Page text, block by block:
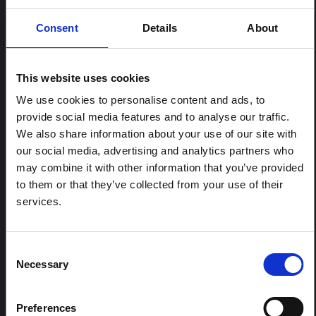
Consent Details About
This website uses cookies
We use cookies to personalise content and ads, to
provide social media features and to analyse our traffic.
We also share information about your use of our site with
our social media, advertising and analytics partners who
may combine it with other information that you’ve provided
to them or that they’ve collected from your use of their
services.
Selection
Necessary
Preferences
Les enfants et leurs familles voyagent jusqu'à dix heures pour
se rendre au point d'eau de Qacha Chalu, dans le centre de
l'Éthiopie. Partout en Éthiopie, des millions d’enfants luttent p
maladie et aux menaces qui pèsent sur leur éducation et leur
de sécheresse dans certains pays, l’un des événements mét
éorologiques El Niño les plus puissants depuis 50 ans fait des
d'eau là où vivent ces enfants, ils n'ont donc d'autre choix qu
e d'entreprendre un voyage long et difficile, plusieurs fois par
CONTENU ASSOCIÉ